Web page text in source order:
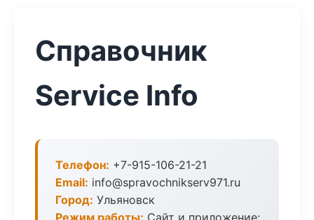
Справочник
Service Info
Телефон: +7-915-106-21-21
Email: info@spravochnikserv971.ru
Город: Ульяновск
Режим работы: Сайт и приложение: